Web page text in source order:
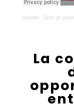
awitec Dois-je
La